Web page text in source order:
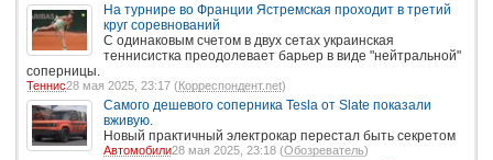
На турнире во Франции Ястремская проходит в третий
круг соревнований
С одинаковым счетом в двух сетах украинская
теннисистка преодолевает барьер в виде "нейтральной"
соперницы.
Теннис28 мая 2025, 23:17 (Корреспондент.net)
Самого дешевого соперника Tesla от Slate показали
вживую.
Новый практичный электрокар перестал быть секретом
Автомобили28 мая 2025, 23:18 (Обозреватель)